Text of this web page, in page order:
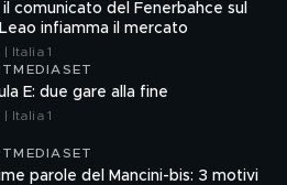
il comunicato del Fenerbahce sul
infiamma il mercato
Italia 1
E: due gare alla fine
Italia 1
parole del Mancini-bis: 3 motivi